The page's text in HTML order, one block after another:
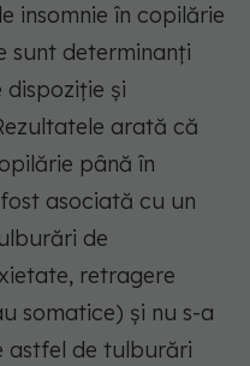
insomnie în copilărie
sunt determinanți
și
arată că
până în
asociată cu un
de
retragere
somatice) și nu s-a
astfel de tulburări